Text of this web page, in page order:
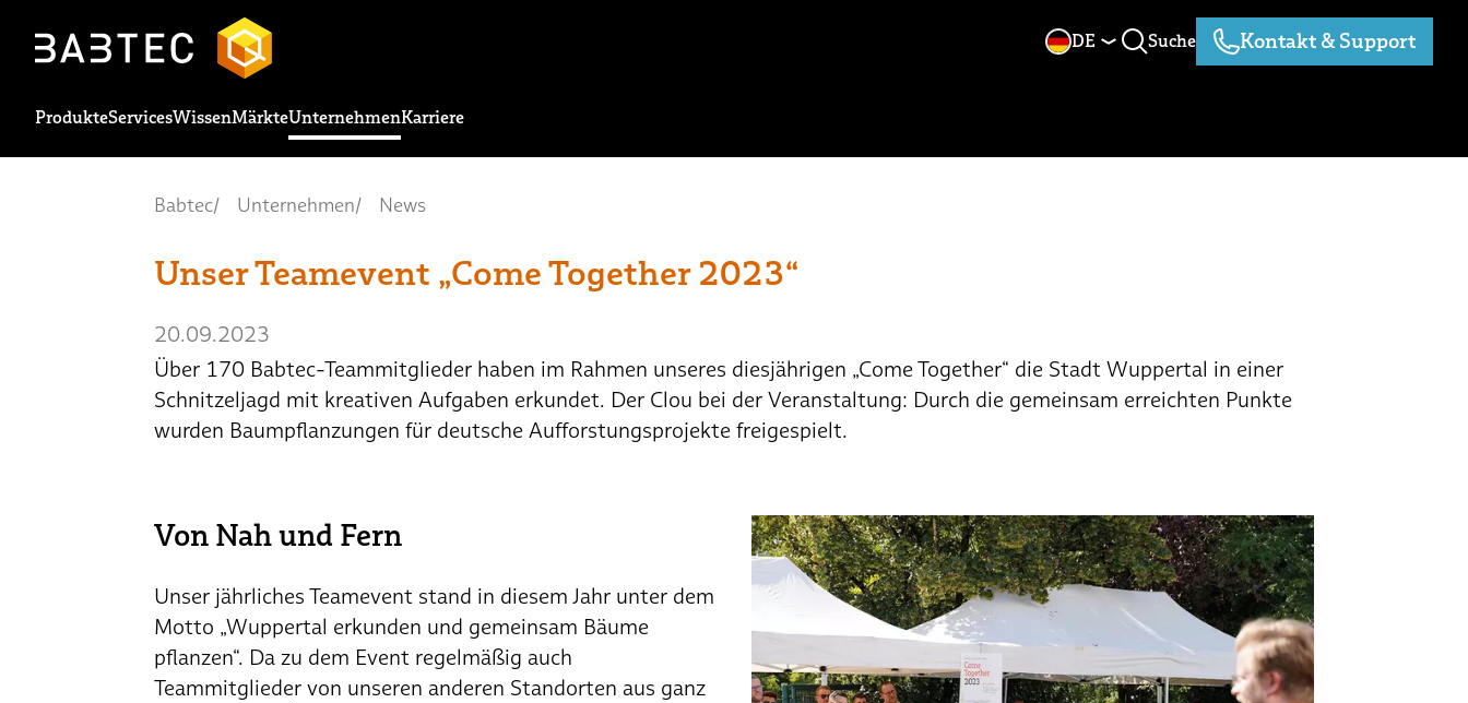
DE Suche
Suche Kontakt & Support
Kontakt & Support
ProdukteServicesWissenMärkteUnternehmenKarriere
Babtec/ Unternehmen/ News
Unser Teamevent „Come Together 2023“
20.09.2023
Über 170 Babtec-Teammitglieder haben im Rahmen unseres diesjährigen „Come Together“ die Stadt Wuppertal in einer
Schnitzeljagd mit kreativen Aufgaben erkundet. Der Clou bei der Veranstaltung: Durch die gemeinsam erreichten Punkte
wurden Baumpflanzungen für deutsche Aufforstungsprojekte freigespielt.
Von Nah und Fern
Unser jährliches Teamevent stand in diesem Jahr unter dem
Motto „Wuppertal erkunden und gemeinsam Bäume
pflanzen“. Da zu dem Event regelmäßig auch
Teammitglieder von unseren anderen Standorten aus ganz